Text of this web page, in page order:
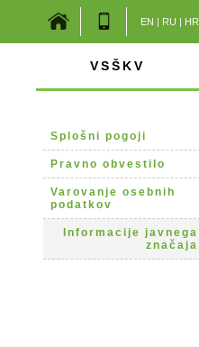
EN | RU | HR
VSŠKV
Splošni pogoji
Pravno obvestilo
Varovanje osebnih
podatkov
Informacije javnega
značaja